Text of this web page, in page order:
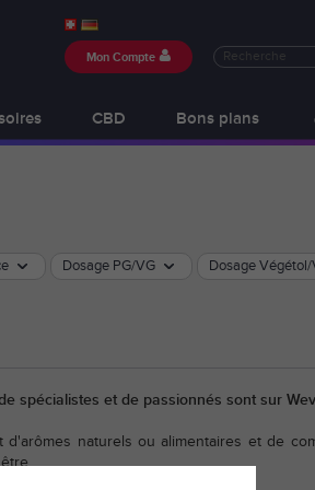
CBD Bons plans
Mon Compte
Dosage PG/VG Dosage Végétol/
spécialistes et de passionnés sont sur
naturels ou alimentaires et de
être.